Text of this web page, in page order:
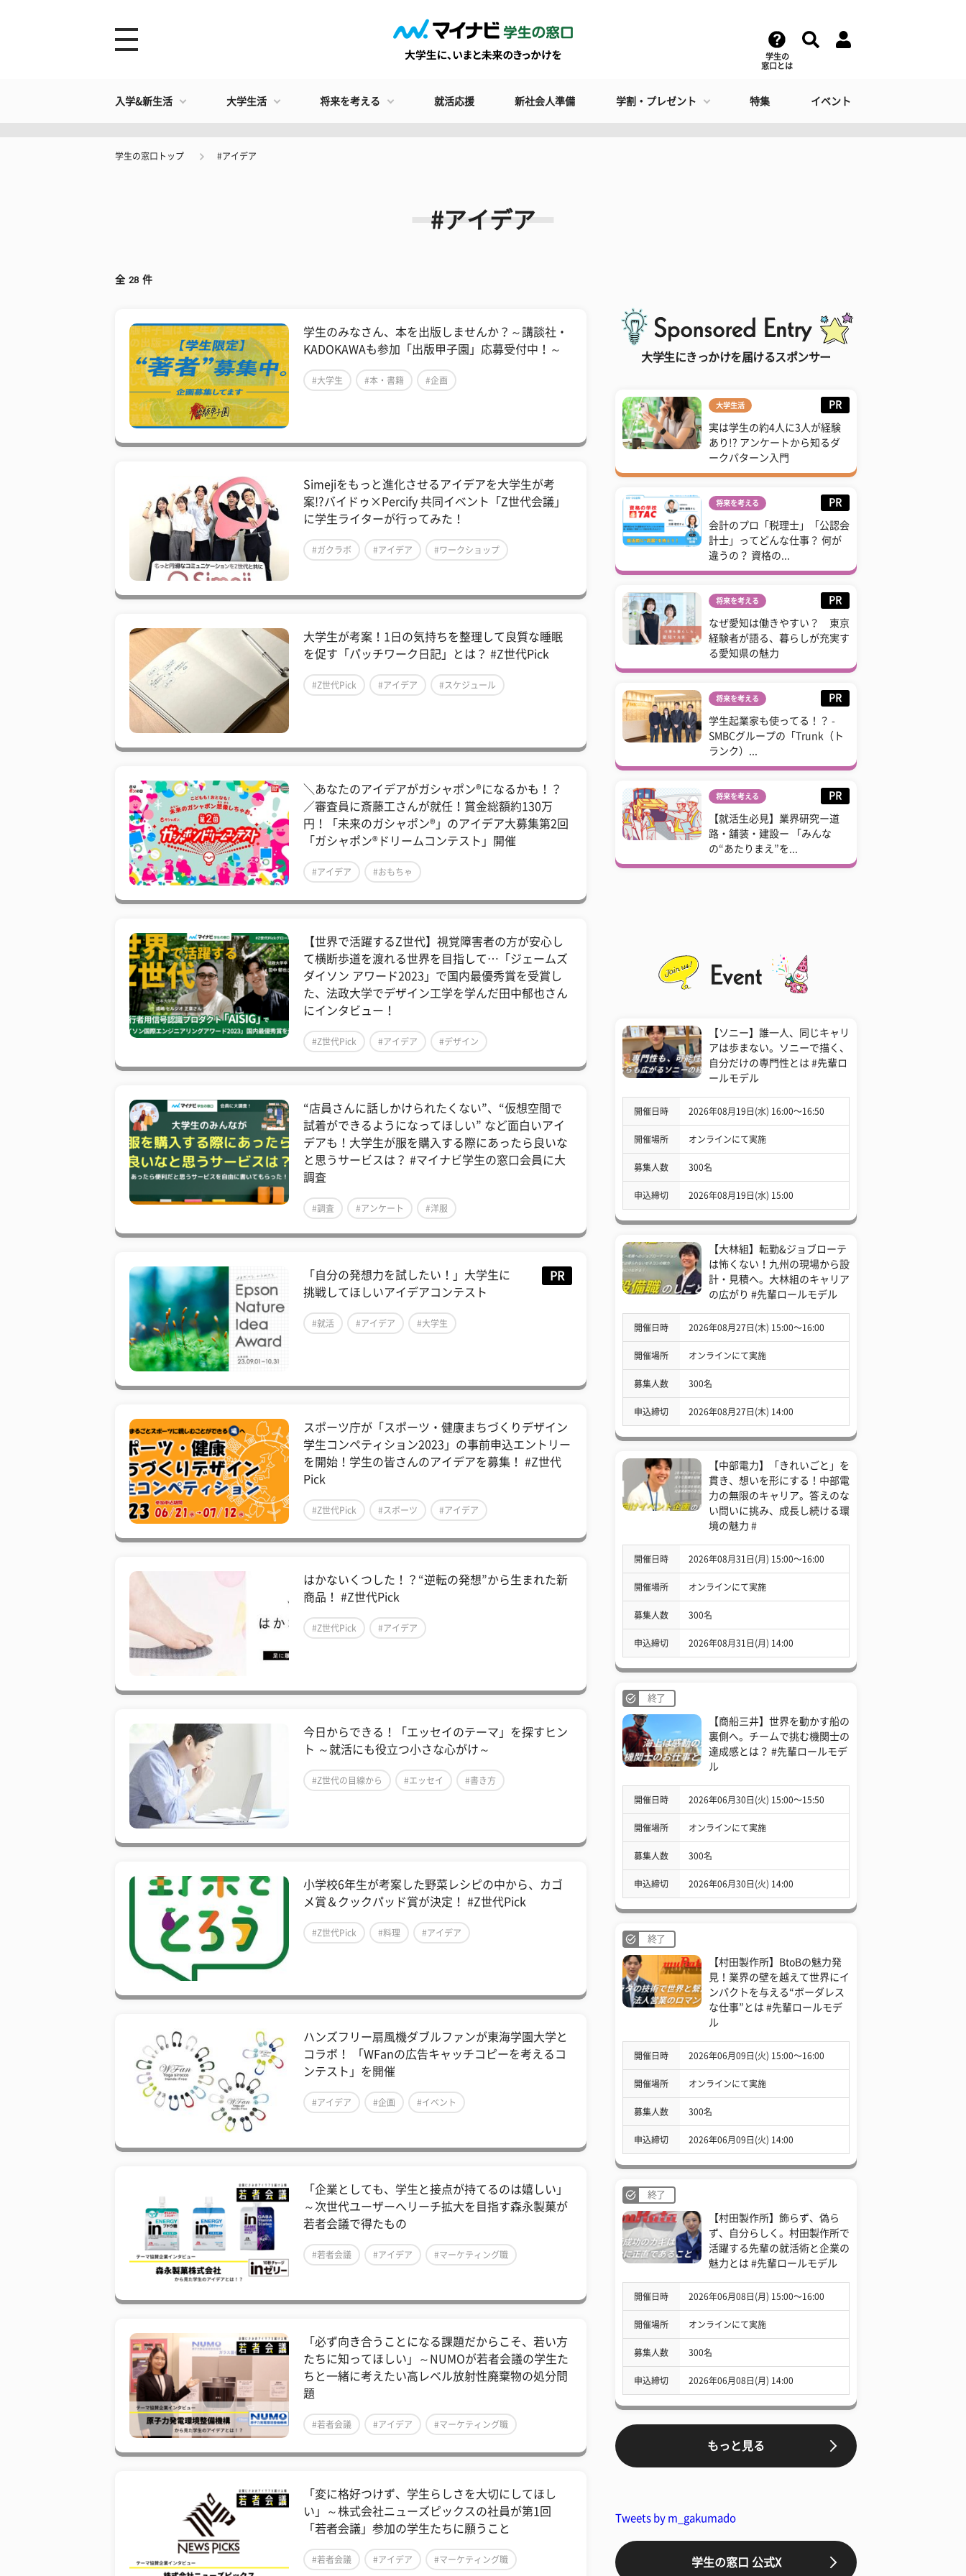
学生の
窓口とは
入学&新生活 大学生活 将来を考える 就活応援 新社会人準備 学割・プレゼント 特集 イベント
学生の窓口トップ #アイデア
#アイデア
全 28 件
学生のみなさん、本を出版しませんか？～講談社・
KADOKAWAも参加「出版甲子園」応募受付中！～
#大学生 #本・書籍 #企画
Simejiをもっと進化させるアイデアを大学生が考
案!?バイドゥ×Percify 共同イベント「Z世代会議」
に学生ライターが行ってみた！
#ガクラボ #アイデア #ワークショップ
大学生が考案！1日の気持ちを整理して良質な睡眠
を促す「パッチワーク日記」とは？ #Z世代Pick
#Z世代Pick #アイデア #スケジュール
＼あなたのアイデアがガシャポン®になるかも！？
／審査員に斎藤工さんが就任！賞金総額約130万
円！「未来のガシャポン®」のアイデア大募集第2回
「ガシャポン®ドリームコンテスト」開催
#アイデア #おもちゃ
【世界で活躍するZ世代】視覚障害者の方が安心し
て横断歩道を渡れる世界を目指して…「ジェームズ
ダイソン アワード2023」で国内最優秀賞を受賞し
た、法政大学でデザイン工学を学んだ田中郁也さん
にインタビュー！
#Z世代Pick #アイデア #デザイン
“店員さんに話しかけられたくない”、“仮想空間で
試着ができるようになってほしい” など面白いアイ
デアも！大学生が服を購入する際にあったら良いな
と思うサービスは？ #マイナビ学生の窓口会員に大
調査
#調査 #アンケート #洋服
「自分の発想力を試したい！」大学生に
挑戦してほしいアイデアコンテスト
PR
#就活 #アイデア #大学生
スポーツ庁が「スポーツ・健康まちづくりデザイン
学生コンペティション2023」の事前申込エントリー
を開始！学生の皆さんのアイデアを募集！ #Z世代
Pick
#Z世代Pick #スポーツ #アイデア
はかないくつした！？“逆転の発想”から生まれた新
商品！ #Z世代Pick
#Z世代Pick #アイデア
今日からできる！「エッセイのテーマ」を探すヒン
ト ～就活にも役立つ小さな心がけ～
#Z世代の目線から #エッセイ #書き方
小学校6年生が考案した野菜レシピの中から、カゴ
メ賞＆クックパッド賞が決定！ #Z世代Pick
#Z世代Pick #料理 #アイデア
ハンズフリー扇風機ダブルファンが東海学園大学と
コラボ！ 「WFanの広告キャッチコピーを考えるコ
ンテスト」を開催
#アイデア #企画 #イベント
「企業としても、学生と接点が持てるのは嬉しい」
～次世代ユーザーへリーチ拡大を目指す森永製菓が
若者会議で得たもの
#若者会議 #アイデア #マーケティング職
「必ず向き合うことになる課題だからこそ、若い方
たちに知ってほしい」～NUMOが若者会議の学生た
ちと一緒に考えたい高レベル放射性廃棄物の処分問
題
#若者会議 #アイデア #マーケティング職
「変に格好つけず、学生らしさを大切にしてほし
い」～株式会社ニューズピックスの社員が第1回
「若者会議」参加の学生たちに願うこと
#若者会議 #アイデア #マーケティング職
大学生にきっかけを届けるスポンサー
大学生活 PR
実は学生の約4人に3人が経験
あり!? アンケートから知るダ
ークパターン入門
将来を考える PR
会計のプロ「税理士」「公認会
計士」ってどんな仕事？ 何が
違うの？ 資格の...
将来を考える PR
なぜ愛知は働きやすい？ 東京
経験者が語る、暮らしが充実す
る愛知県の魅力
将来を考える PR
学生起業家も使ってる！？ -
SMBCグループの「Trunk（ト
ランク）...
将来を考える PR
【就活生必見】業界研究ー道
路・舗装・建設ー 「みんな
の“あたりまえ”を...
【ソニー】誰一人、同じキャリ
アは歩まない。ソニーで描く、
自分だけの専門性とは #先輩ロ
ールモデル
開催日時 2026年08月19日(水) 16:00〜16:50
開催場所 オンラインにて実施
募集人数 300名
申込締切 2026年08月19日(水) 15:00
【大林組】転勤&ジョブローテ
は怖くない！九州の現場から設
計・見積へ。大林組のキャリア
の広がり #先輩ロールモデル
開催日時 2026年08月27日(木) 15:00〜16:00
開催場所 オンラインにて実施
募集人数 300名
申込締切 2026年08月27日(木) 14:00
【中部電力】「きれいごと」を
貫き、想いを形にする！中部電
力の無限のキャリア。答えのな
い問いに挑み、成長し続ける環
境の魅力 #
開催日時 2026年08月31日(月) 15:00〜16:00
開催場所 オンラインにて実施
募集人数 300名
申込締切 2026年08月31日(月) 14:00
終了
【商船三井】世界を動かす船の
裏側へ。チームで挑む機関士の
達成感とは？ #先輩ロールモデ
ル
開催日時 2026年06月30日(火) 15:00〜15:50
開催場所 オンラインにて実施
募集人数 300名
申込締切 2026年06月30日(火) 14:00
終了
【村田製作所】BtoBの魅力発
見！業界の壁を越えて世界にイ
ンパクトを与える“ボーダレス
な仕事”とは #先輩ロールモデ
ル
開催日時 2026年06月09日(火) 15:00〜16:00
開催場所 オンラインにて実施
募集人数 300名
申込締切 2026年06月09日(火) 14:00
終了
【村田製作所】飾らず、偽ら
ず、自分らしく。村田製作所で
活躍する先輩の就活術と企業の
魅力とは #先輩ロールモデル
開催日時 2026年06月08日(月) 15:00〜16:00
開催場所 オンラインにて実施
募集人数 300名
申込締切 2026年06月08日(月) 14:00
もっと見る
Tweets by m_gakumado
学生の窓口 公式X